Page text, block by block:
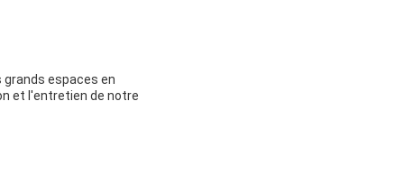
espaces en
et l'entretien de notre